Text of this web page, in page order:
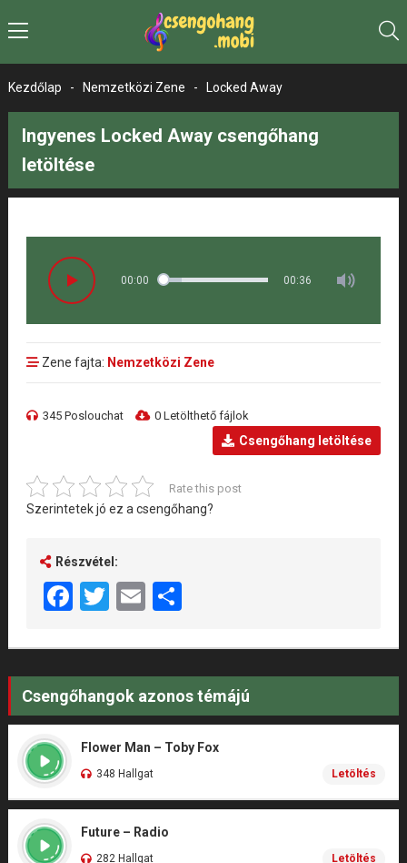
Kezdőlap - Nemzetközi Zene - Locked Away
Ingyenes Locked Away csengőhang
letöltése
00:00 00:36
Zene fajta: Nemzetközi Zene
345 Poslouchat 0 Letölthető fájlok
Csengőhang letöltése
Rate this post
Szerintetek jó ez a csengőhang?
Részvétel:
Facebook
Twitter
EmailShare
Csengőhangok azonos témájú
Flower Man – Toby Fox
348 Hallgat Letöltés
Future – Radio
282 Hallgat Letöltés